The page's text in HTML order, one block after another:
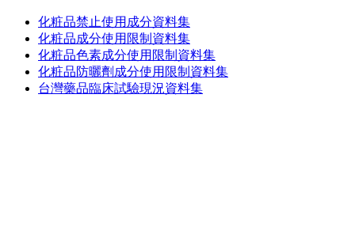
化粧品禁止使用成分資料集
化粧品成分使用限制資料集
化粧品色素成分使用限制資料集
化粧品防曬劑成分使用限制資料集
台灣藥品臨床試驗現況資料集